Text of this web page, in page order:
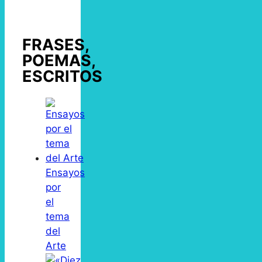
FRASES,
POEMAS,
ESCRITOS
Ensayos
por
el
tema
del
Arte